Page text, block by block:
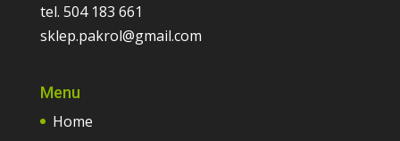
tel. 504 183 661
sklep.pakrol@gmail.com
Menu
Home